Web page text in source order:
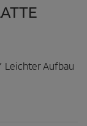
Leichter Aufbau